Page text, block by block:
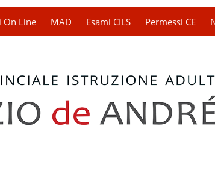
On Line MAD Esami CILS Permessi CE